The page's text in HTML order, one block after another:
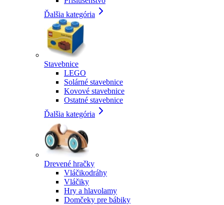
Ďalšia kategória
Stavebnice
LEGO
Solárné stavebnice
Kovové stavebnice
Ostatné stavebnice
Ďalšia kategória
Drevené hračky
Vláčikodráhy
Vláčiky
Hry a hlavolamy
Domčeky pre bábiky